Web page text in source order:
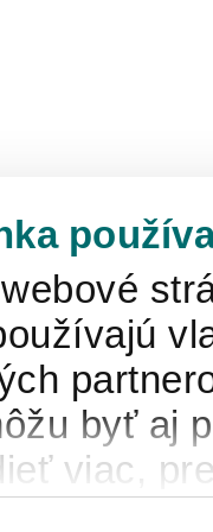
byť aj
viac,